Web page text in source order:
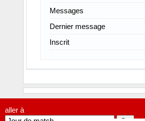
Messages
Dernier message
Inscrit
aller à